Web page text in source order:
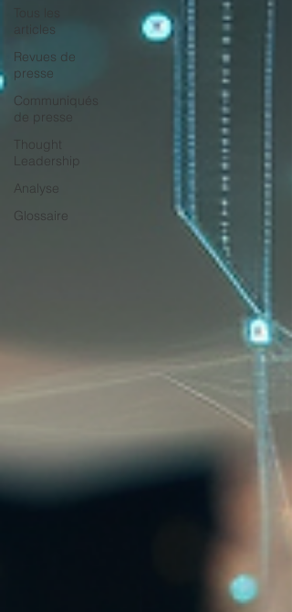
articles
Revues de
presse
Communiqués
de presse
Thought
Leadership
Analyse
Glossaire